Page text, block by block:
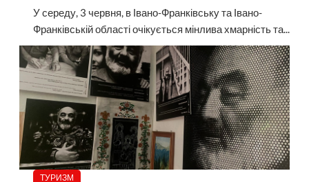
У середу, 3 червня, в Івано-Франківську та Івано-
Франківській області очікується мінлива хмарність та...
ТУРИЗМ